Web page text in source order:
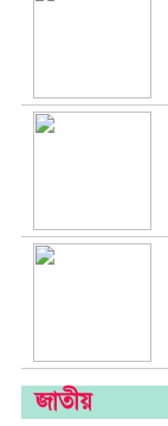
রাজধানী
আইন-
আদালত
প্রযুক্তি
স্বাস্থ্যজাতীয়